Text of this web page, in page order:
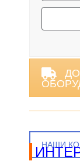
НАШИ